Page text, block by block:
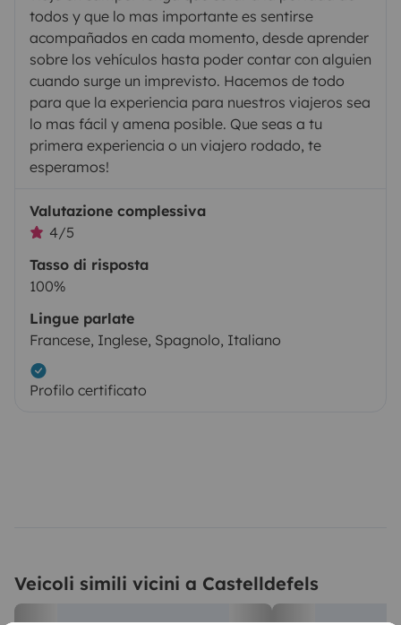
todos y que lo mas importante es sentirse
acompañados en cada momento, desde aprender
sobre los vehículos hasta poder contar con alguien
cuando surge un imprevisto. Hacemos de todo
para que la experiencia para nuestros viajeros sea
lo mas fácil y amena posible. Que seas a tu
primera experiencia o un viajero rodado, te
esperamos!
Valutazione complessiva
4/5
Tasso di risposta
100%
Lingue parlate
Francese, Inglese, Spagnolo, Italiano
Profilo certificato
Veicoli simili vicini a Castelldefels